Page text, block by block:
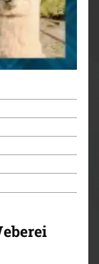
für Kirkby
Kirkby
Kirkby
von Kirkby
von Kirkby
von
von
von Kirkby
von Kirkby